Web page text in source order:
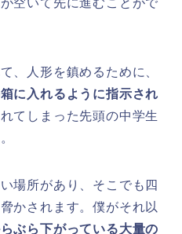
、人形を鎮めるために、
に入れるように指示され
てしまった先頭の中学生
場所があり、そこでも四
かされます。僕がそれ以
ぶら下がっている大量の